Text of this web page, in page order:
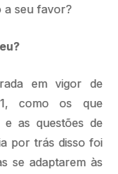
a seu favor?
em vigor de
como os que
e as questões de
por trás disso foi
se adaptarem às